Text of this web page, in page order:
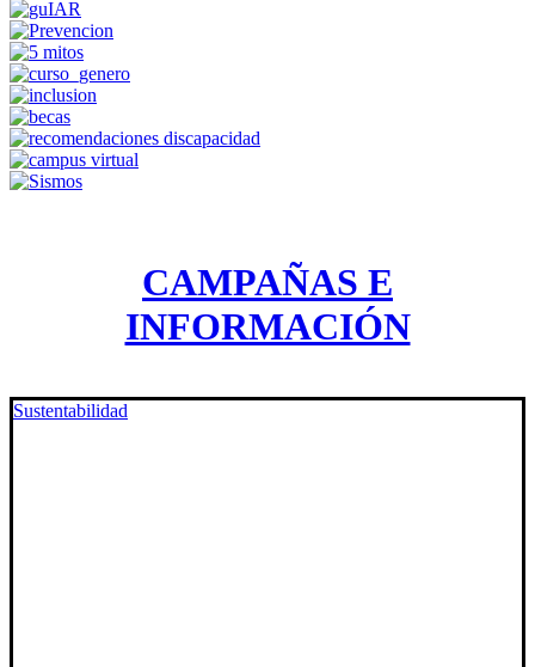
CAMPAÑAS E
INFORMACIÓN
Sustentabilidad